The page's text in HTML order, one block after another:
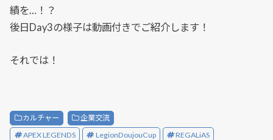
績を…！？
後日Day3の様子は動画付きでご紹介します！
それでは！
カルチャー
企業交流
APEX LEGENDS
LegionDoujouCup REGALiAS